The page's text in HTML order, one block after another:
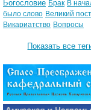
Богословие Брак В
было слово Великий пост
Викариатство Вопросы
Показать все